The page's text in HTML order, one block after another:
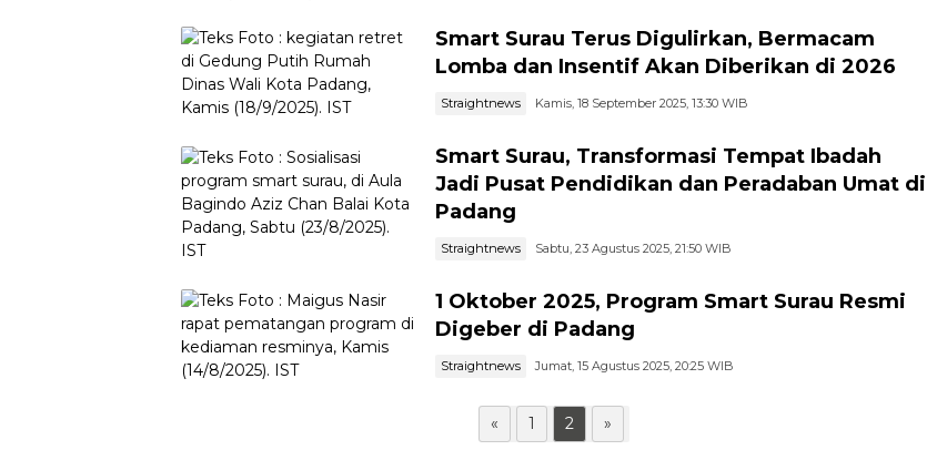
Smart Surau Terus Digulirkan, Bermacam
Lomba dan Insentif Akan Diberikan di 2026
Straightnews Kamis, 18 September 2025, 13:30 WIB
Smart Surau, Transformasi Tempat Ibadah
Jadi Pusat Pendidikan dan Peradaban Umat di
Padang
Straightnews Sabtu, 23 Agustus 2025, 21:50 WIB
1 Oktober 2025, Program Smart Surau Resmi
Digeber di Padang
Straightnews Jumat, 15 Agustus 2025, 20:25 WIB
« 1 2 »